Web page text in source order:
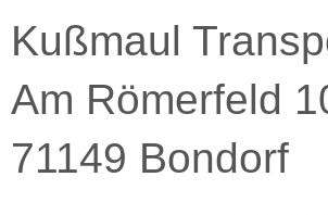
Kußmaul
Am Römerfeld
71149 Bondorf